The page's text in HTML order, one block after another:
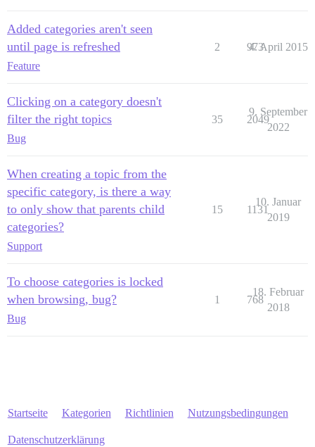
Added categories aren't seen
until page is refreshed
Feature
2 973
4. April 2015
Clicking on a category doesn't
filter the right topics
Bug
35 2049
9. September
2022
When creating a topic from the
specific category, is there a way
to only show that parents child
categories?
Support
15 1131
10. Januar
2019
To choose categories is locked
when browsing, bug?
Bug
1 768
18. Februar
2018
Startseite Kategorien Richtlinien Nutzungsbedingungen
Datenschutzerklärung